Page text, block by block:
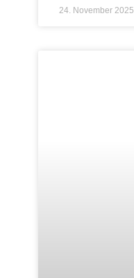
24. November 2025